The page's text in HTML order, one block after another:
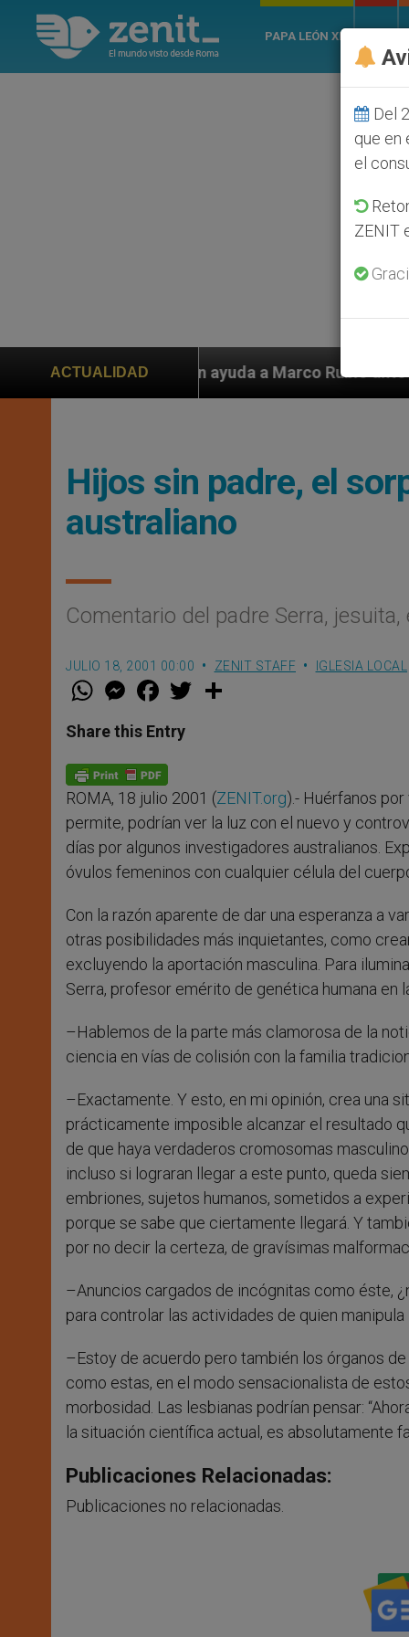
PAPA LEÓN XIV
ACTUALIDAD
ayuda a Marco Rubio ante persecución de
Hijos sin padre, el
australiano
Comentario del padre Serra,
JULIO 18, 2001 00:00 ZENIT STAFF IGLESIA LOCAL
W
t
s
p
p
M
e
s
e
g
e
r
F
a
e
b
o
k
w
Share this Entry
ROMA, 18 julio 2001 (ZENIT.org).- Huérfanos
permite, podrían ver la luz con el nuevo y
días por algunos investigadores australianos.
óvulos femeninos con cualquier célula del
Con la razón aparente de dar una esperanza a
otras posibilidades más inquietantes, como
excluyendo la aportación masculina. Para
Serra, profesor emérito de genética humana en
–Hablemos de la parte más clamorosa de la
ciencia en vías de colisión con la familia
–Exactamente. Y esto, en mi opinión, crea una
prácticamente imposible alcanzar el resultado
de que haya verdaderos cromosomas
incluso si lograran llegar a este punto, queda
embriones, sujetos humanos, sometidos a
porque se sabe que ciertamente llegará. Y
por no decir la certeza, de gravísimas
–Anuncios cargados de incógnitas como éste,
para controlar las actividades de quien
–Estoy de acuerdo pero también los órganos
como estas, en el modo sensacionalista de
morbosidad. Las lesbianas podrían pensar:
la situación científica actual, es absolutamente
Publicaciones Relacionadas:
Publicaciones no relacionadas.
Del
que en
el
ZENIT